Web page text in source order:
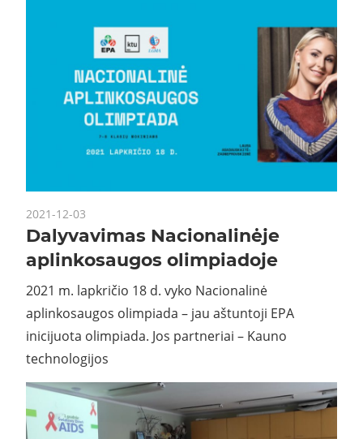
2021-12-03
Dalyvavimas Nacionalinėje
aplinkosaugos olimpiadoje
2021 m. lapkričio 18 d. vyko Nacionalinė
aplinkosaugos olimpiada – jau aštuntoji EPA
inicijuota olimpiada. Jos partneriai – Kauno
technologijos